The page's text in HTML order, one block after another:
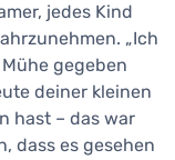
jedes Kind
„Ich
gegeben
deiner kleinen
hast – das war
dass es gesehen